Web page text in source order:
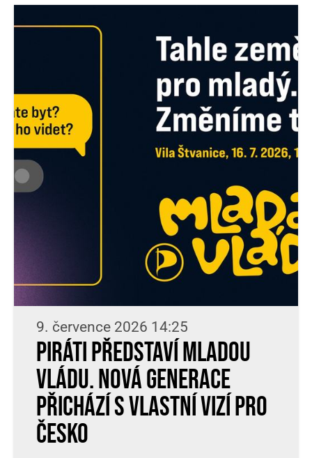
9. července 2026 14:25
Piráti představí Mladou
vládu. Nová generace
přichází s vlastní vizí pro
Česko